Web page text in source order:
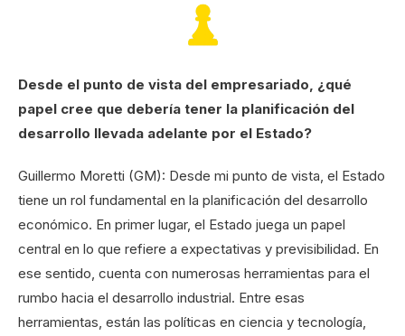
Desde el punto de vista del empresariado, ¿qué
papel cree que debería tener la planificación del
desarrollo llevada adelante por el Estado?
Guillermo Moretti (GM): Desde mi punto de vista, el Estado
tiene un rol fundamental en la planificación del desarrollo
económico. En primer lugar, el Estado juega un papel
central en lo que refiere a expectativas y previsibilidad. En
ese sentido, cuenta con numerosas herramientas para el
rumbo hacia el desarrollo industrial. Entre esas
herramientas, están las políticas en ciencia y tecnología,